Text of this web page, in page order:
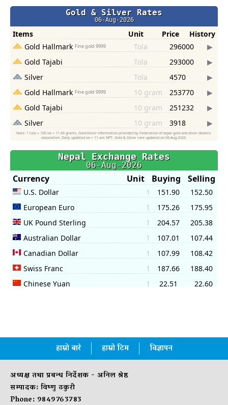
हाम्रो बारे हाम्रो टिम विज्ञापन
अध्यक्ष तथा प्रबन्ध निर्देशक - अनिल श्रेष्ठ
सम्पादक: विष्णु ठकुरी
Phone: 9849763783